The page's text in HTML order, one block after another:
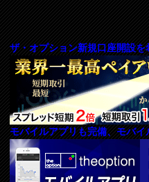
ザ・オプション新規口座開設
モバイルアプリも完備、モバ